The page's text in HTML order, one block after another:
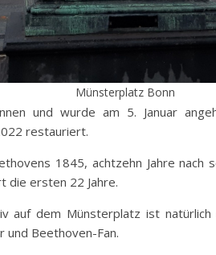
Münsterplatz Bonn
und wurde am 5. Januar
restauriert.
1845, achtzehn Jahre nach
die ersten 22 Jahre.
auf dem Münsterplatz ist
und Beethoven-Fan.